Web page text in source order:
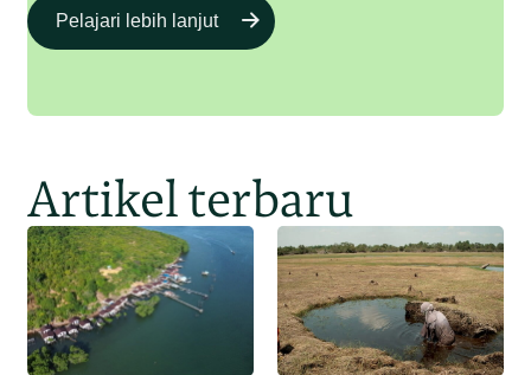
Pelajari lebih lanjut
Artikel terbaru